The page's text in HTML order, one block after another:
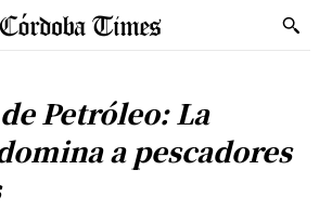
Petróleo: La
a pescadores